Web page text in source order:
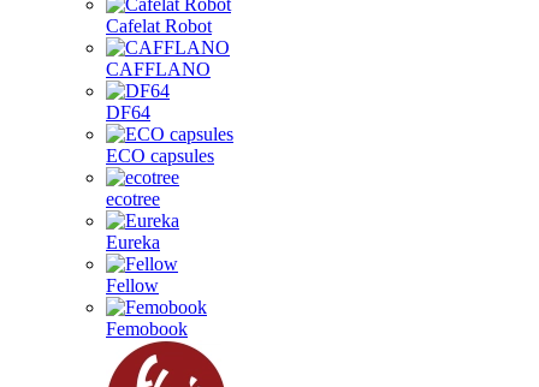
Cafelat Robot
CAFFLANO
DF64
ECO capsules
ecotree
Eureka
Fellow
Femobook